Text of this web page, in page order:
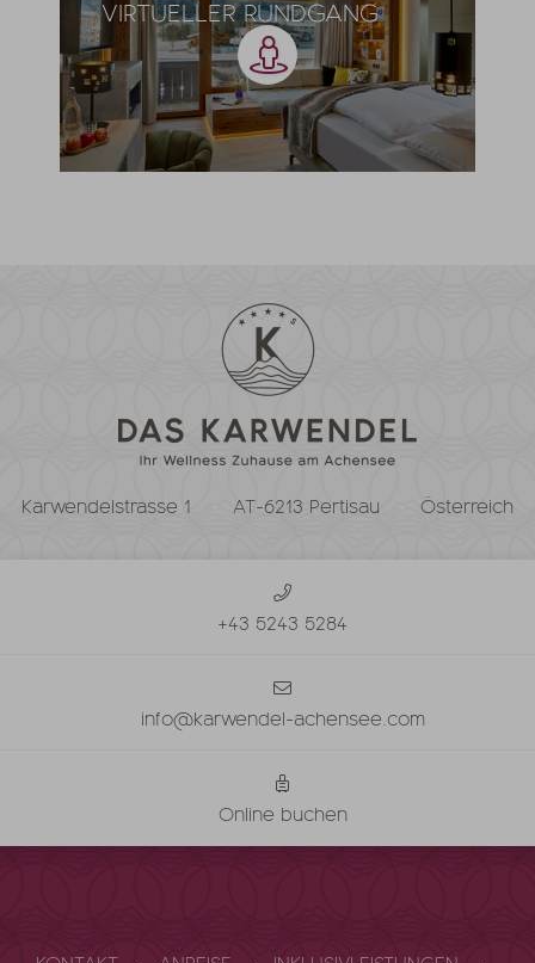
VIRTUELLER RUNDGANG
Karwendelstrasse 1 AT-6213 Pertisau Österreich
+43 5243 5284
info@karwendel-achensee.com
Online buchen